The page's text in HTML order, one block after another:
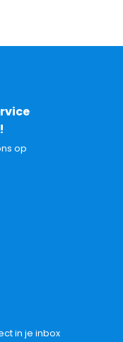
op
in je inbox